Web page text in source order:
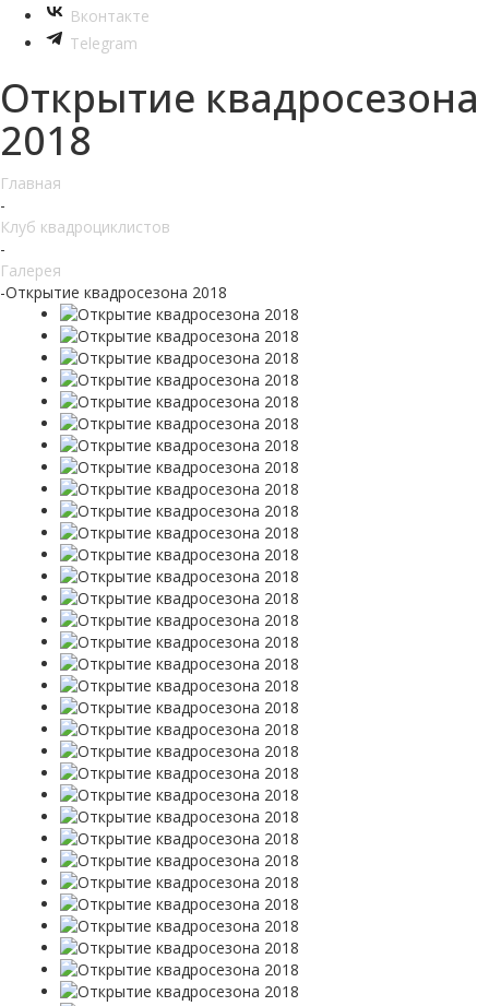
Вконтакте
Telegram
Открытие квадросезона
2018
Главная
-
Клуб квадроциклистов
-
Галерея
-Открытие квадросезона 2018